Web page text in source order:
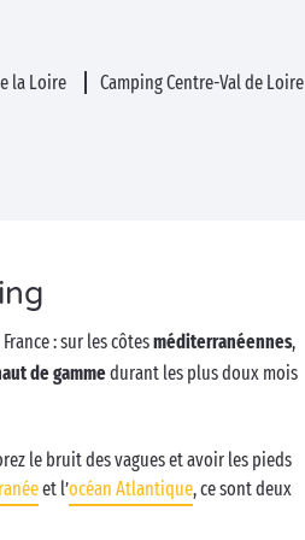
la Loire Camping Centre-Val de Loire
: sur les côtesméditerranéennes,
de gammedurant les plus doux mois
le bruit des vagues et avoir les pieds
et l’océan Atlantique, ce sont deux